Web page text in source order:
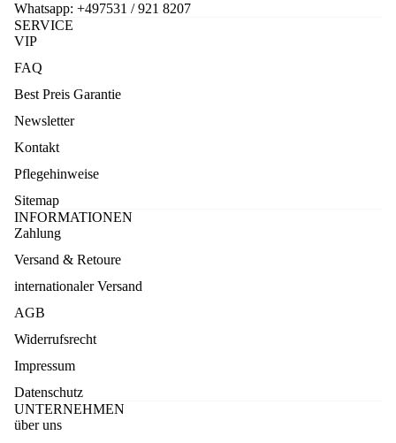
Whatsapp: +497531 / 921 8207
SERVICE
VIP
FAQ
Best Preis Garantie
Newsletter
Kontakt
Pflegehinweise
Sitemap
INFORMATIONEN
Zahlung
Versand & Retoure
internationaler Versand
AGB
Widerrufsrecht
Impressum
Datenschutz
UNTERNEHMEN
über uns